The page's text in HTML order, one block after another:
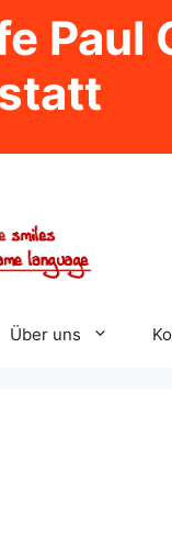
Paul
Über uns